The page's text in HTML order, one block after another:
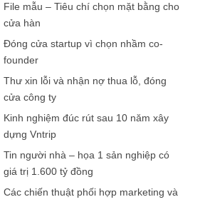
File mẫu – Tiêu chí chọn mặt bằng cho
cửa hàn
Đóng cửa startup vì chọn nhầm co-
founder
Thư xin lỗi và nhận nợ thua lỗ, đóng
cửa công ty
Kinh nghiệm đúc rút sau 10 năm xây
dựng Vntrip
Tin người nhà – họa 1 sản nghiệp có
giá trị 1.600 tỷ đồng
Các chiến thuật phối hợp marketing và